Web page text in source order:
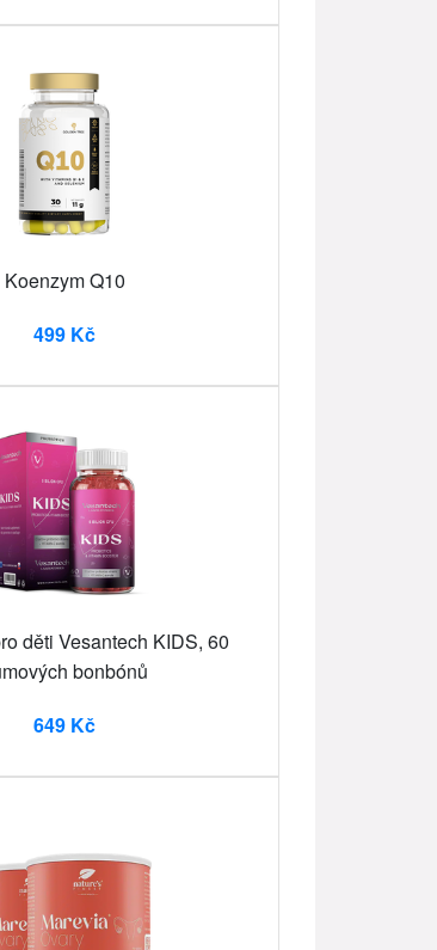
Koenzym Q10
499 Kč
děti Vesantech KIDS, 60
bonbónů
649 Kč